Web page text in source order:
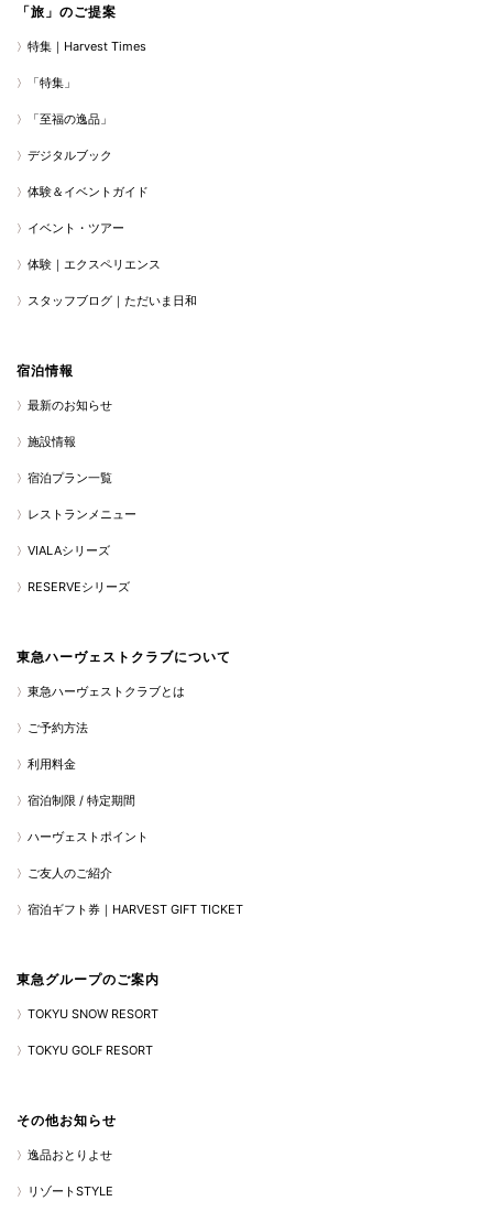
「旅」のご提案
特集｜Harvest Times
「特集」
「至福の逸品」
デジタルブック
体験＆イベントガイド
イベント・ツアー
体験｜エクスペリエンス
スタッフブログ｜ただいま日和
宿泊情報
最新のお知らせ
施設情報
宿泊プラン一覧
レストランメニュー
VIALAシリーズ
RESERVEシリーズ
東急ハーヴェストクラブについて
東急ハーヴェストクラブとは
ご予約方法
利用料金
宿泊制限 / 特定期間
ハーヴェストポイント
ご友人のご紹介
宿泊ギフト券｜HARVEST GIFT TICKET
東急グループのご案内
TOKYU SNOW RESORT
TOKYU GOLF RESORT
その他お知らせ
逸品おとりよせ
リゾートSTYLE